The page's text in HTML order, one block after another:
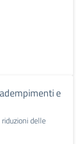
e
delle